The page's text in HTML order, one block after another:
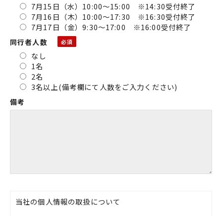
7月15日（水）10:00～15:00 ※14:30受付終了
7月16日（木）10:00～17:30 ※16:30受付終了
7月17日（金）9:30～17:00 ※16:00受付終了
同行者人数
なし
1名
2名
3名以上(備考欄にて人数をご入力ください)
備考
当社の個人情報の取扱について